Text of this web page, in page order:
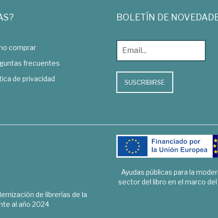
comprar
frecuentes
de privacidad
BOLETÍN DE
SUSCRIBIRSE
de librerías de la
al año 2024
Ayudas públicas para la
sector del libro en el marco